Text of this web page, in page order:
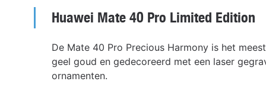
Huawei Mate 40 Pro Limited Edition
De Mate 40 Pro Precious Harmony is het
geel goud en gedecoreerd met een laser
ornamenten.